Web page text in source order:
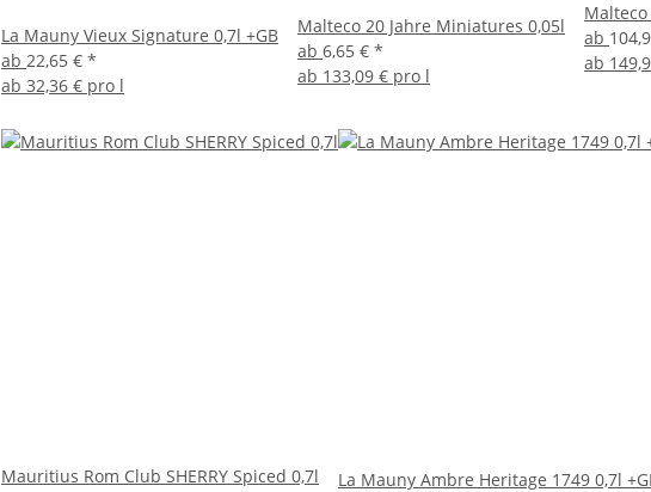
La Mauny Vieux Signature 0,7l +GB
ab 22,65 € *
ab 32,36 € pro l
Malteco 20 Jahre Miniatures 0,05l
ab 6,65 € *
ab 133,09 € pro l
Malteco
ab
ab
Mauritius Rom Club SHERRY Spiced 0,7l
La Mauny Ambre Heritage 1749 0,7l